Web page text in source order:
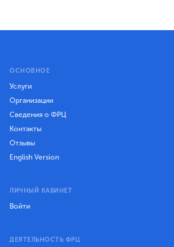
ОСНОВНОЕ
Услуги
Организации
Сведения о ФРЦ
Контакты
Отзывы
English Version
ЛИЧНЫЙ КАБИНЕТ
Войти
ДЕЯТЕЛЬНОСТЬ ФРЦ